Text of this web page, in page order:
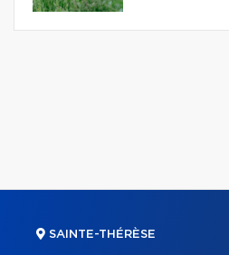
SAINTE-THÉRÈSE